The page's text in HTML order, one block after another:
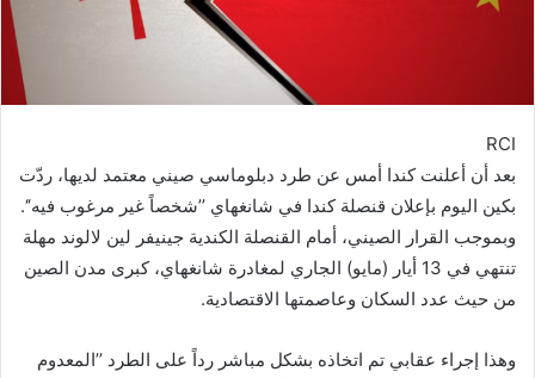
RCI
بعد أن أعلنت كندا أمس عن طرد دبلوماسي صيني معتمد لديها، ردّت
بكين اليوم بإعلان قنصلة كندا في شانغهاي ’’شخصاً غير مرغوب فيه‘‘.
وبموجب القرار الصيني، أمام القنصلة الكندية جينيفر لين لالوند مهلة
تنتهي في 13 أيار (مايو) الجاري لمغادرة شانغهاي، كبرى مدن الصين
من حيث عدد السكان وعاصمتها الاقتصادية.
وهذا إجراء عقابي تم اتخاذه بشكل مباشر رداً على الطرد ’’المعدوم